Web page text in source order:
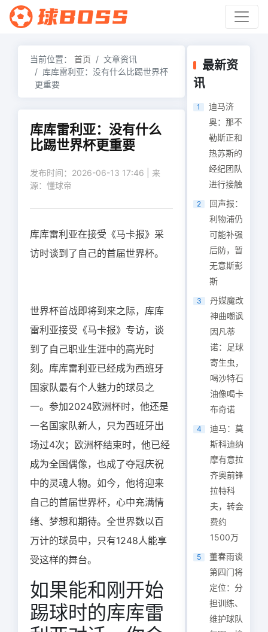
当前位置： 首页
文章资讯
库库雷利亚：没有什么比踢世界杯
更重要
库库雷利亚：没有什么
比踢世界杯更重要
发布时间：2026-06-13 17:46 | 来
源：懂球帝
库库雷利亚在接受《马卡报》采
访时谈到了自己的首届世界杯。
世界杯首战即将到来之际，库库
雷利亚接受《马卡报》专访，谈
到了自己职业生涯中的高光时
刻。库库雷利亚已经成为西班牙
国家队最有个人魅力的球员之
一。参加2024欧洲杯时，他还是
一名国家队新人，只为西班牙出
场过4次；欧洲杯结束时，他已经
成为全国偶像，也成了夺冠庆祝
中的灵魂人物。如今，他将迎来
自己的首届世界杯，心中充满情
绪、梦想和期待。全世界数以百
万计的球员中，只有1248人能享
受这样的舞台。
如果能和刚开始
踢球时的库库雷
最新资
讯
1
迪马济
奥：那不
勒斯正和
热苏斯的
经纪团队
进行接触
2
回声报：
利物浦仍
可能补强
后防，暂
无意斯彭
斯
3
丹媒魔改
神曲嘲讽
因凡蒂
诺：足球
寄生虫，
喝沙特石
油像喝卡
布奇诺
4
迪马：莫
斯科迪纳
摩有意拉
齐奥前锋
拉特科
夫，转会
费约
1500万
5
董春雨谈
第四门将
定位：分
担训练、
维护球队